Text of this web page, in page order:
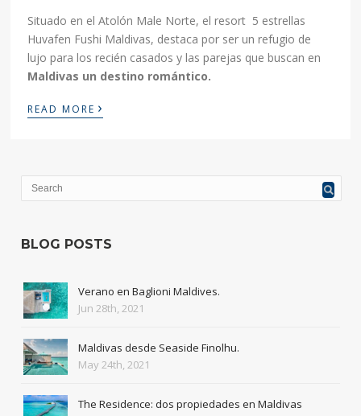
Situado en el Atolón Male Norte, el resort 5 estrellas
Huvafen Fushi Maldivas, destaca por ser un refugio de
lujo para los recién casados y las parejas que buscan en
Maldivas un destino romántico.
READ MORE ›
BLOG POSTS
Verano en Baglioni Maldives.
Jun 28th, 2021
Maldivas desde Seaside Finolhu.
May 24th, 2021
The Residence: dos propiedades en Maldivas